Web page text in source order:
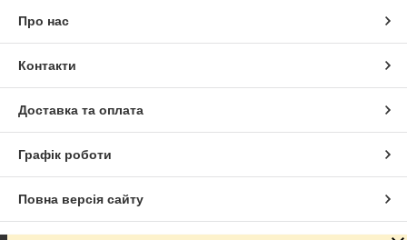
Про нас
Контакти
Доставка та оплата
Графік роботи
Повна версія сайту